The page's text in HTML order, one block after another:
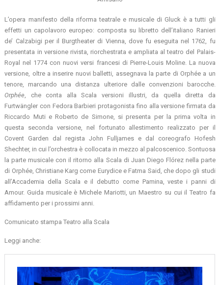
L’opera manifesto della riforma teatrale e musicale di Gluck è a tutti gli
effetti un capolavoro europeo: composta su libretto dell’italiano Ranieri
de’ Calzabigi per il Burgtheater di Vienna, dove fu eseguita nel 1762, fu
presentata in versione rivista, riorchestrata e ampliata al teatro del Palais-
Royal nel 1774 con nuovi versi francesi di Pierre-Louis Moline. La nuova
versione, oltre a inserire nuovi balletti, assegnava la parte di Orphée a un
tenore, marcando una distanza ulteriore dalle convenzioni barocche.
Orphée, che conta alla Scala versioni illustri, da quella diretta da
Furtwängler con Fedora Barbieri protagonista fino alla versione firmata da
Riccardo Muti e Roberto de Simone, si presenta per la prima volta in
questa seconda versione, nel fortunato allestimento realizzato per il
Covent Garden dal regista John Fulljames e dal coreografo Hofesh
Shechter, in cui l’orchestra è collocata in mezzo al palcoscenico. Sontuosa
la parte musicale con il ritorno alla Scala di Juan Diego Flórez nella parte
di Orphée, Christiane Karg come Eurydice e Fatma Said, che dopo gli studi
all’Accademia della Scala e il debutto come Pamina, veste i panni di
Amour. Guida musicale è Michele Mariotti, un Maestro su cui il Teatro fa
affidamento per i prossimi anni.
Comunicato stampa Teatro alla Scala
Leggi anche: